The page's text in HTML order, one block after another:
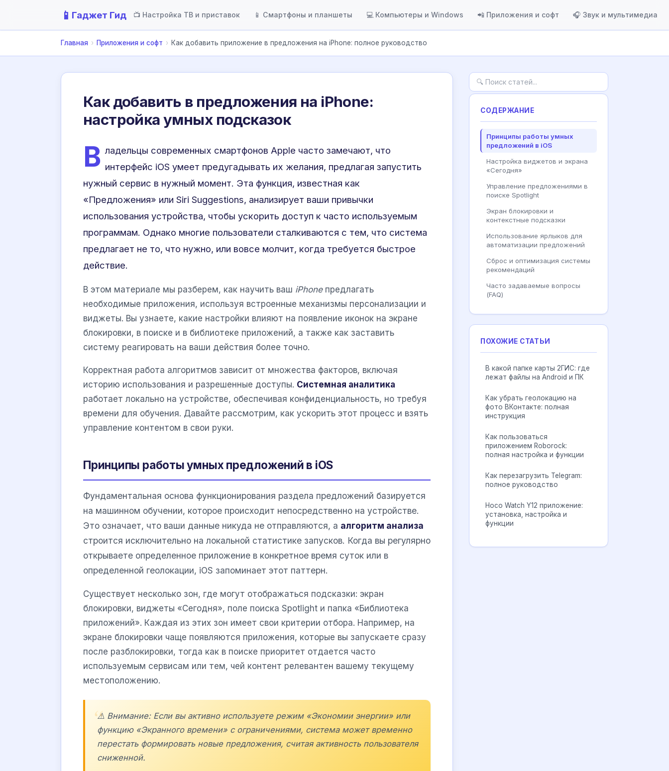
📱 Гаджет Гид 📺 Настройка ТВ и приставок 📱 Смартфоны и планшеты 💻 Компьютеры и Windows 📲 Приложения и софт 🎧 Звук и мультимедиа
Главная › Приложения и софт › Как добавить приложение в предложения на iPhone: полное руководство
Как добавить в предложения на iPhone:
настройка умных подсказок
В ладельцы современных смартфонов Apple часто замечают, что
интерфейс iOS умеет предугадывать их желания, предлагая запустить
нужный сервис в нужный момент. Эта функция, известная как
«Предложения» или Siri Suggestions, анализирует ваши привычки
использования устройства, чтобы ускорить доступ к часто используемым
программам. Однако многие пользователи сталкиваются с тем, что система
предлагает не то, что нужно, или вовсе молчит, когда требуется быстрое
действие.
В этом материале мы разберем, как научить ваш iPhoneпредлагать
необходимые приложения, используя встроенные механизмы персонализации и
виджеты. Вы узнаете, какие настройки влияют на появление иконок на экране
блокировки, в поиске и в библиотеке приложений, а также как заставить
систему реагировать на ваши действия более точно.
Корректная работа алгоритмов зависит от множества факторов, включая
историю использования и разрешенные доступы. Системная аналитика
работает локально на устройстве, обеспечивая конфиденциальность, но требуя
времени для обучения. Давайте рассмотрим, как ускорить этот процесс и взять
управление контентом в свои руки.
Принципы работы умных предложений в iOS
Фундаментальная основа функционирования раздела предложений базируется
на машинном обучении, которое происходит непосредственно на устройстве.
Это означает, что ваши данные никуда не отправляются, а алгоритм анализа
строится исключительно на локальной статистике запусков. Когда вы регулярно
открываете определенное приложение в конкретное время суток или в
определенной геолокации, iOS запоминает этот паттерн.
Существует несколько зон, где могут отображаться подсказки: экран
блокировки, виджеты «Сегодня», поле поиска Spotlight и папка «Библиотека
приложений». Каждая из этих зон имеет свои критерии отбора. Например, на
экране блокировки чаще появляются приложения, которые вы запускаете сразу
после разблокировки, тогда как в поиске приоритет отдается часто
используемым сервисам или тем, чей контент релевантен вашему текущему
местоположению.
⚠️ Внимание: Если вы активно используете режим «Экономии энергии» или
функцию «Экранного времени» с ограничениями, система может временно
перестать формировать новые предложения, считая активность пользователя
сниженной.
СОДЕРЖАНИЕ
Принципы работы умных
предложений в iOS
Настройка виджетов и экрана
«Сегодня»
Управление предложениями в
поиске Spotlight
Экран блокировки и
контекстные подсказки
Использование ярлыков для
автоматизации предложений
Сброс и оптимизация системы
рекомендаций
Часто задаваемые вопросы
(FAQ)
ПОХОЖИЕ СТАТЬИ
В какой папке карты 2ГИС: где
лежат файлы на Android и ПК
Как убрать геолокацию на
фото ВКонтакте: полная
инструкция
Как пользоваться
приложением Roborock:
полная настройка и функции
Как перезагрузить Telegram:
полное руководство
Hoco Watch Y12 приложение:
установка, настройка и
функции